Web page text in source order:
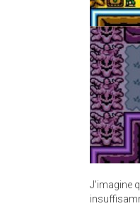
J'imagine